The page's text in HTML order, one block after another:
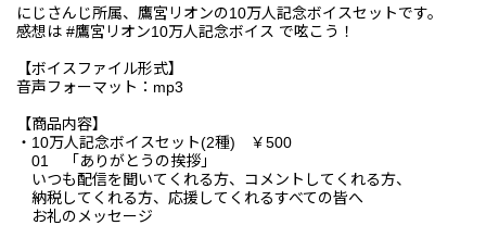
にじさんじ所属、鷹宮リオンの10万人記念ボイスセットです。
感想は #鷹宮リオン10万人記念ボイス で呟こう！
【ボイスファイル形式】
音声フォーマット：mp3
【商品内容】
・10万人記念ボイスセット(2種) ￥500
01 「ありがとうの挨拶」
いつも配信を聞いてくれる方、コメントしてくれる方、
納税してくれる方、応援してくれるすべての皆へ
お礼のメッセージ